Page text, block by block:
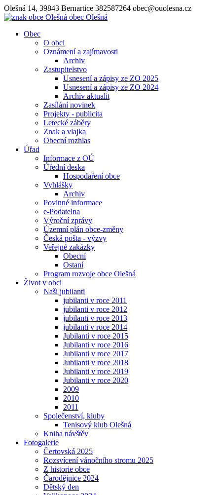
Olešná 14, 39843 Bernartice 382587264 obec@ouolesna.cz
obec Olešná
Obec
O obci
Oznámení a zajímavosti
Archiv
Zastupitelstvo
Usnesení a zápisy ze ZO 2025
Usnesení a zápisy ze ZO 2024
Archiv aktualit
Zasílání novinek
Projekty - publicita
Letecké záběry
Znak a vlajka
Obecní rozhlas
Úřad
Informace z OÚ
Úřední deska
Hospodaření obce
Vyhlášky
Archiv
Povinné informace
e-Podatelna
Výroční zprávy
Územní plán obce-změny
Česká pošta - výzvy
Veřejné zakázky
Obecní
Ostaní
Program rozvoje obce Olešná
Život v obci
Naši jubilanti
jubilanti v roce 2011
jubilanti v roce 2012
jubilanti v roce 2013
jubilanti v roce 2014
Jubilanti v roce 2015
Jubilanti v roce 2016
Jubilanti v roce 2017
Jubilanti v roce 2018
Jubilanti v roce 2019
Jubilanti v roce 2020
2009
2010
2011
Společenství, kluby
Tenisový klub Olešná
Kniha návštěv
Fotogalerie
Čertovská 2025
Rozsvícení vánočního stromu 2025
Z historie obce
Čarodějnice 2024
Dětský den